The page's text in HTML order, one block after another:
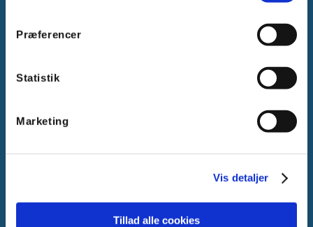
Præferencer
Statistik
Marketing
Vis detaljer
Tillad alle cookies
2605 Brøndby, Danmark
Tlf.:+45 44 85 90 00